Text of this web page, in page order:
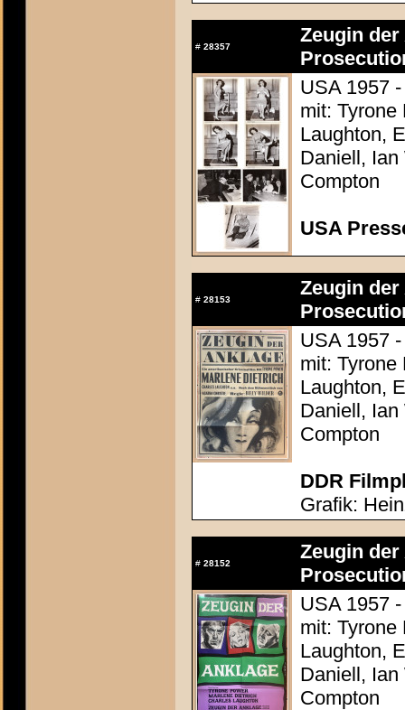
# 28357
Zeugin
USA 1957
mit: Tyrone
Laughton,
Daniell, Ian
Compton
USA
# 28153
Zeugin
USA 1957
mit: Tyrone
Laughton,
Daniell, Ian
Compton
DDR
Grafik:
# 28152
Zeugin
USA 1957
mit: Tyrone
Laughton,
Daniell, Ian
Compton